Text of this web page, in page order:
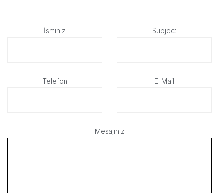
İsminiz Subject
Telefon E-Mail
Mesajınız